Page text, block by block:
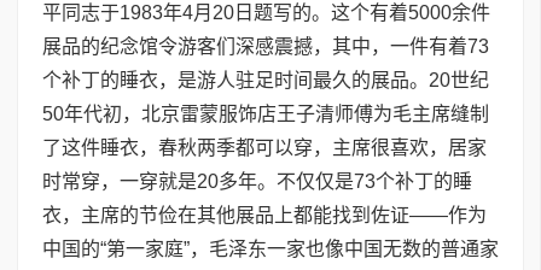
平同志于1983年4月20日题写的。这个有着5000余件
展品的纪念馆令游客们深感震撼，其中，一件有着73
个补丁的睡衣，是游人驻足时间最久的展品。20世纪
50年代初，北京雷蒙服饰店王子清师傅为毛主席缝制
了这件睡衣，春秋两季都可以穿，主席很喜欢，居家
时常穿，一穿就是20多年。不仅仅是73个补丁的睡
衣，主席的节俭在其他展品上都能找到佐证——作为
中国的“第一家庭”，毛泽东一家也像中国无数的普通家